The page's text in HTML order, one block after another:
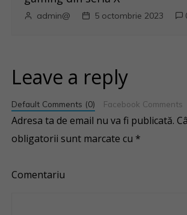
admin@ 5 octombrie 2023
Leave a reply
Default Comments (0) Facebook Comments
Adresa ta de email nu va fi publicată.
obligatorii sunt marcate cu *
Comentariu